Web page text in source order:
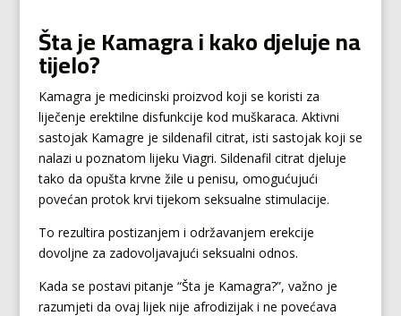
Šta je Kamagra i kako djeluje na
tijelo?
Kamagra je medicinski proizvod koji se koristi za
liječenje erektilne disfunkcije kod muškaraca. Aktivni
sastojak Kamagre je sildenafil citrat, isti sastojak koji se
nalazi u poznatom lijeku Viagri. Sildenafil citrat djeluje
tako da opušta krvne žile u penisu, omogućujući
povećan protok krvi tijekom seksualne stimulacije.
To rezultira postizanjem i održavanjem erekcije
dovoljne za zadovoljavajući seksualni odnos.
Kada se postavi pitanje “Šta je Kamagra?”, važno je
razumjeti da ovaj lijek nije afrodizijak i ne povećava